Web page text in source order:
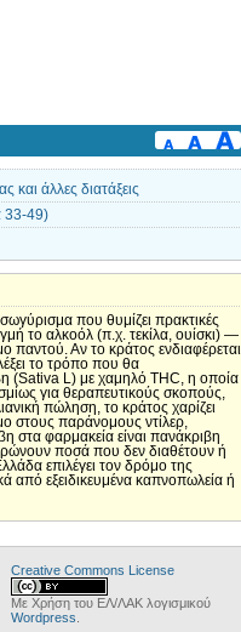
άλλες διατάξεις
49)
που θυμίζει πρακτικές
το αλκοόλ (π.χ. τεκίλα, ουίσκι) —
παντού. Αν το κράτος ενδιαφέρεται
το τρόπο που θα
(Sativa L) με χαμηλό THC, η οποία
για θεραπευτικούς σκοπούς,
πώληση, το κράτος χαρίζει
στους παράνομους ντίλερ,
στα φαρμακεία είναι πανάκριβη
ποσά που δεν διαθέτουν ή
επιλέγει τον δρόμο της
από εξειδικευμένα καπνοπωλεία ή
Creative Commons License
Με Χρήση του ΕΛ/ΛΑΚ λογισμικού
Wordpress